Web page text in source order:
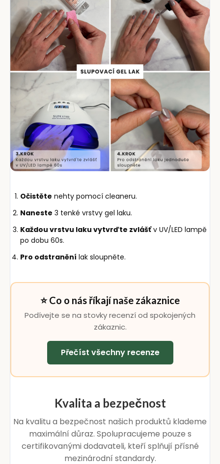
Očistěte nehty pomocí cleaneru.
Naneste 3 tenké vrstvy gel laku.
Každou vrstvu laku vytvrďte zvlášťv UV/LED lampě
po dobu 60s.
Pro odstranění lak sloupněte.
⭐ Co o nás říkají naše zákaznice
Podívejte se na stovky recenzí od spokojených
zákaznic.
Přečíst všechny recenze
Kvalita a bezpečnost
Na kvalitu a bezpečnost našich produktů klademe
maximální důraz. Spolupracujeme pouze s
certifikovanými dodavateli, kteří splňují přísné
mezinárodní standardy.